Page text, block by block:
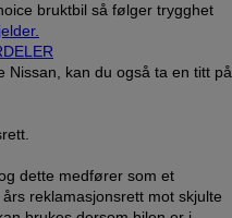
bruktbil så følger trygghet
Nissan, kan du også ta en titt på
dette medfører som et
reklamasjonsrett mot skjulte